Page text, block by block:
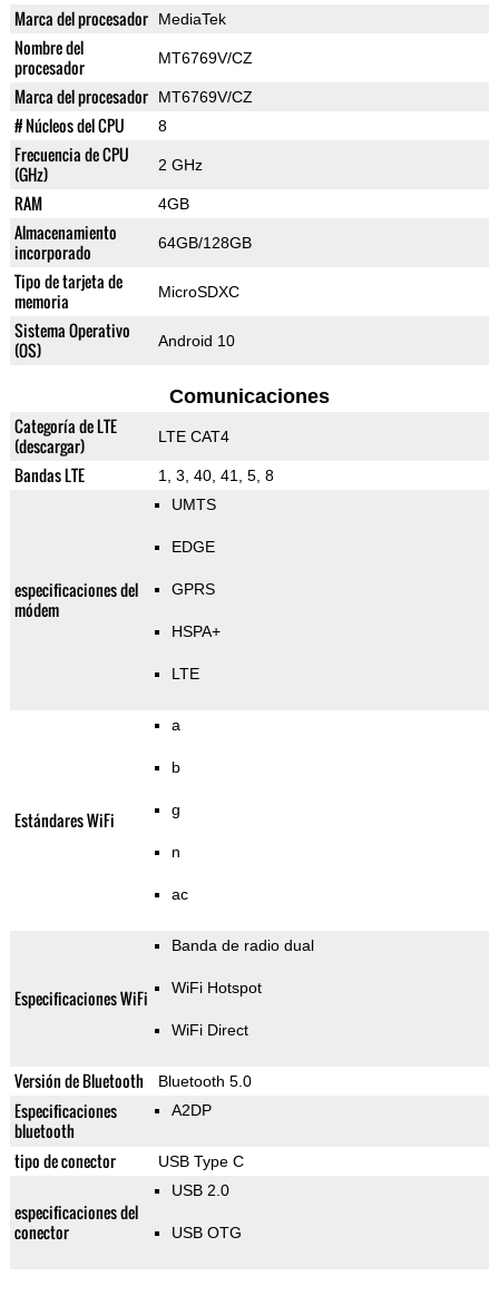
Marca del procesador MediaTek
Nombre del
procesador
MT6769V/CZ
Marca del procesador MT6769V/CZ
# Núcleos del CPU 8
Frecuencia de CPU
(GHz)
2 GHz
RAM 4GB
Almacenamiento
incorporado
64GB/128GB
Tipo de tarjeta de
memoria
MicroSDXC
Sistema Operativo
(OS)
Android 10
Comunicaciones
Categoría de LTE
(descargar)
LTE CAT4
Bandas LTE 1, 3, 40, 41, 5, 8
especificaciones del
módem
UMTS
EDGE
GPRS
HSPA+
LTE
Estándares WiFi
a
b
g
n
ac
Especificaciones WiFi
Banda de radio dual
WiFi Hotspot
WiFi Direct
Versión de Bluetooth Bluetooth 5.0
Especificaciones
bluetooth
A2DP
tipo de conector USB Type C
especificaciones del
conector
USB 2.0
USB OTG